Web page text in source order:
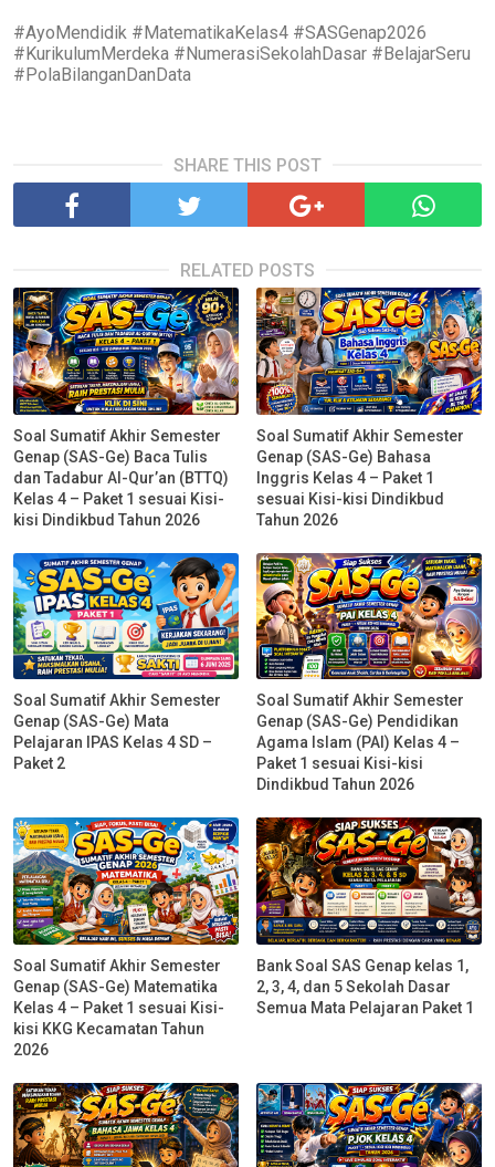
#AyoMendidik #MatematikaKelas4 #SASGenap2026
#KurikulumMerdeka #NumerasiSekolahDasar #BelajarSeru
#PolaBilanganDanData
SHARE THIS POST
RELATED POSTS
Soal Sumatif Akhir Semester
Genap (SAS-Ge) Baca Tulis
dan Tadabur Al-Qur’an (BTTQ)
Kelas 4 – Paket 1 sesuai Kisi-
kisi Dindikbud Tahun 2026
Soal Sumatif Akhir Semester
Genap (SAS-Ge) Bahasa
Inggris Kelas 4 – Paket 1
sesuai Kisi-kisi Dindikbud
Tahun 2026
Soal Sumatif Akhir Semester
Genap (SAS-Ge) Mata
Pelajaran IPAS Kelas 4 SD –
Paket 2
Soal Sumatif Akhir Semester
Genap (SAS-Ge) Pendidikan
Agama Islam (PAI) Kelas 4 –
Paket 1 sesuai Kisi-kisi
Dindikbud Tahun 2026
Soal Sumatif Akhir Semester
Genap (SAS-Ge) Matematika
Kelas 4 – Paket 1 sesuai Kisi-
kisi KKG Kecamatan Tahun
2026
Bank Soal SAS Genap kelas 1,
2, 3, 4, dan 5 Sekolah Dasar
Semua Mata Pelajaran Paket 1